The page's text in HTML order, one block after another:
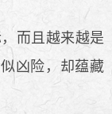
而且越来越是
凶险，却蕴藏